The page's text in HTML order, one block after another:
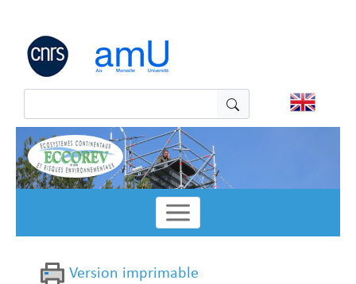
Version imprimable
Panneau de gestion des cookies